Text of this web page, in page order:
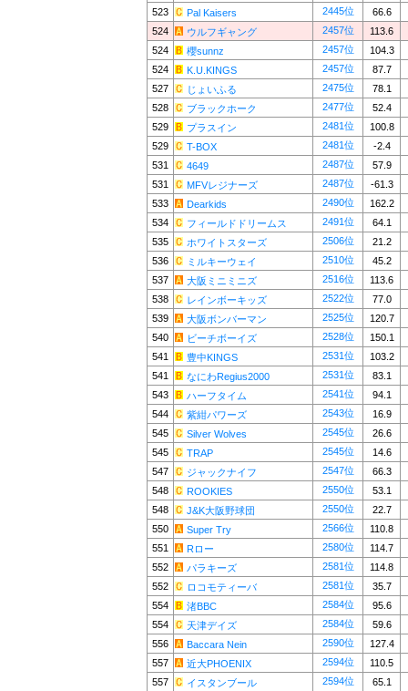
523
Pal Kaisers 2445位
66.6
524
ウルフギャング 2457位
113.6
524
櫻sunnz 2457位
104.3
524
K.U.KINGS 2457位
87.7
527
じょいふる 2475位
78.1
528
ブラックホーク 2477位
52.4
529
プラスイン 2481位
100.8
529
T-BOX 2481位
-2.4
531
4649 2487位
57.9
531
MFVレジナーズ 2487位
-61.3
533
Dearkids 2490位
162.2
534
フィールドドリームス 2491位
64.1
535
ホワイトスターズ 2506位
21.2
536
ミルキーウェイ 2510位
45.2
537
大阪ミニミニズ 2516位
113.6
538
レインボーキッズ 2522位
77.0
539
大阪ボンバーマン 2525位
120.7
540
ビーチボーイズ 2528位
150.1
541
豊中KINGS 2531位
103.2
541
なにわRegius2000 2531位
83.1
543
ハーフタイム 2541位
94.1
544
紫紺パワーズ 2543位
16.9
545
Silver Wolves 2545位
26.6
545
TRAP 2545位
14.6
547
ジャックナイフ 2547位
66.3
548
ROOKIES 2550位
53.1
548
J&K大阪野球団 2550位
22.7
550
Super Try 2566位
110.8
551
Rロー 2580位
114.7
552
パラキーズ 2581位
114.8
552
ロコモティーバ 2581位
35.7
554
渚BBC 2584位
95.6
554
天津デイズ 2584位
59.6
556
Baccara Nein 2590位
127.4
557
近大PHOENIX 2594位
110.5
557
イスタンブール 2594位
65.1